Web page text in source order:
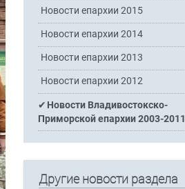
Новости епархии 2015
Новости епархии 2014
Новости епархии 2013
Новости епархии 2012
Новости Владивостокско-
Приморской епархии 2003-2011
Другие новости раздела